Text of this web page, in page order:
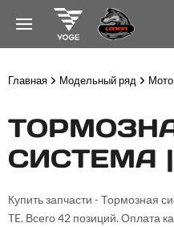
Главная Модельный ряд
СИСТЕМА |
Купить запчасти - Тормозная
TE. Всего 42 позиций. Оплата